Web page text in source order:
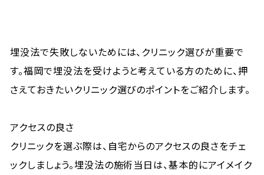
埋没法で失敗しないためには、クリニック選びが重要で
す。福岡で埋没法を受けようと考えている方のために、押
さえておきたいクリニック選びのポイントをご紹介します。
アクセスの良さ
クリニックを選ぶ際は、自宅からのアクセスの良さをチェ
ックしましょう。埋没法の施術当日は、基本的にアイメイク